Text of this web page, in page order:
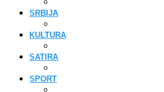
SRBIJA
KULTURA
SATIRA
SPORT